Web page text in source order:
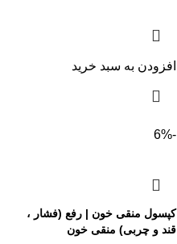
افزودن به سبد خرید
-6%
کپسول منقی خون | رفع (فشار ،
قند و چربی) منقی خون